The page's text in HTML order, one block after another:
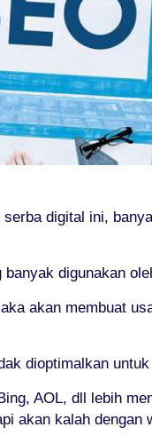
digital ini,
digunakan
akan membuat
dioptimalkan
AOL, dll lebih
akan kalah